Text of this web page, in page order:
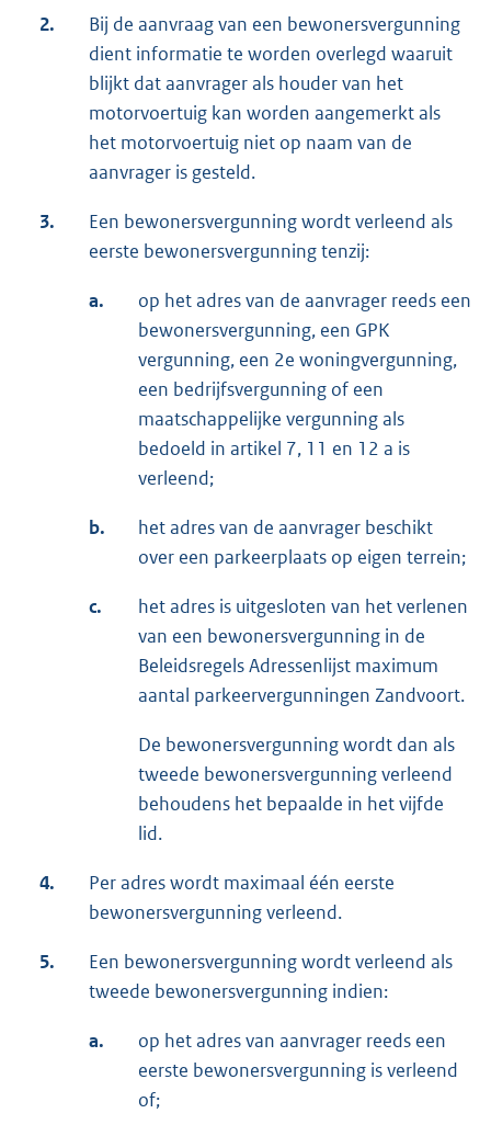
2.
Bij de aanvraag van een bewonersvergunning
dient informatie te worden overlegd waaruit
blijkt dat aanvrager als houder van het
motorvoertuig kan worden aangemerkt als
het motorvoertuig niet op naam van de
aanvrager is gesteld.
3.
Een bewonersvergunning wordt verleend als
eerste bewonersvergunning tenzij:
a.
op het adres van de aanvrager reeds een
bewonersvergunning, een GPK
vergunning, een 2e woningvergunning,
een bedrijfsvergunning of een
maatschappelijke vergunning als
bedoeld in artikel 7, 11 en 12 a is
verleend;
b.
het adres van de aanvrager beschikt
over een parkeerplaats op eigen terrein;
c.
het adres is uitgesloten van het verlenen
van een bewonersvergunning in de
Beleidsregels Adressenlijst maximum
aantal parkeervergunningen Zandvoort.
De bewonersvergunning wordt dan als
tweede bewonersvergunning verleend
behoudens het bepaalde in het vijfde
lid.
4.
Per adres wordt maximaal één eerste
bewonersvergunning verleend.
5.
Een bewonersvergunning wordt verleend als
tweede bewonersvergunning indien:
a.
op het adres van aanvrager reeds een
eerste bewonersvergunning is verleend
of;